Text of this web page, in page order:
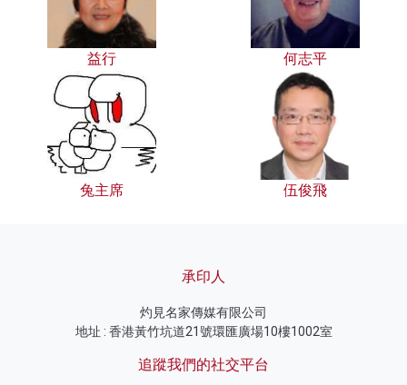
益行 何志平
兔主席 伍俊飛
承印人
灼見名家傳媒有限公司
地址 : 香港黃竹坑道21號環匯廣場10樓1002室
追蹤我們的社交平台